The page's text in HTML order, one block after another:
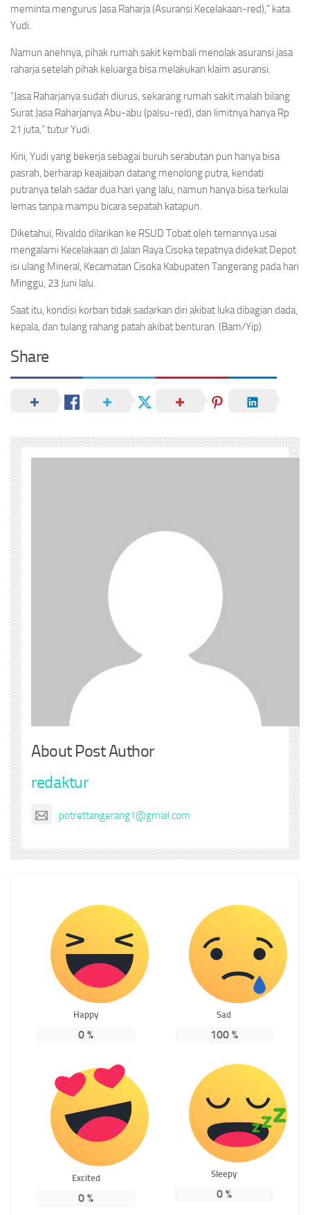
meminta mengurus Jasa Raharja (Asuransi Kecelakaan-red),” kata
Yudi.
Namun anehnya, pihak rumah sakit kembali menolak asuransi jasa
raharja setelah pihak keluarga bisa melakukan klaim asuransi.
“Jasa Raharjanya sudah diurus, sekarang rumah sakit malah bilang
Surat Jasa Raharjanya Abu-abu (palsu-red), dan limitnya hanya Rp
21 juta,” tutur Yudi.
Kini, Yudi yang bekerja sebagai buruh serabutan pun hanya bisa
pasrah, berharap keajaiban datang menolong putra, kendati
putranya telah sadar dua hari yang lalu, namun hanya bisa terkulai
lemas tanpa mampu bicara sepatah katapun.
Diketahui, Rivaldo dilarikan ke RSUD Tobat oleh temannya usai
mengalami Kecelakaan di Jalan Raya Cisoka tepatnya didekat Depot
isi ulang Mineral, Kecamatan Cisoka Kabupaten Tangerang pada hari
Minggu, 23 Juni lalu.
Saat itu, kondisi korban tidak sadarkan diri akibat luka dibagian dada,
kepala, dan tulang rahang patah akibat benturan. (Bam/Yip)
Share
About Post Author
redaktur
potrettangerang1@gmail.com
Happy
0 %
Sad
100%
Excited
0 %
Sleepy
0%